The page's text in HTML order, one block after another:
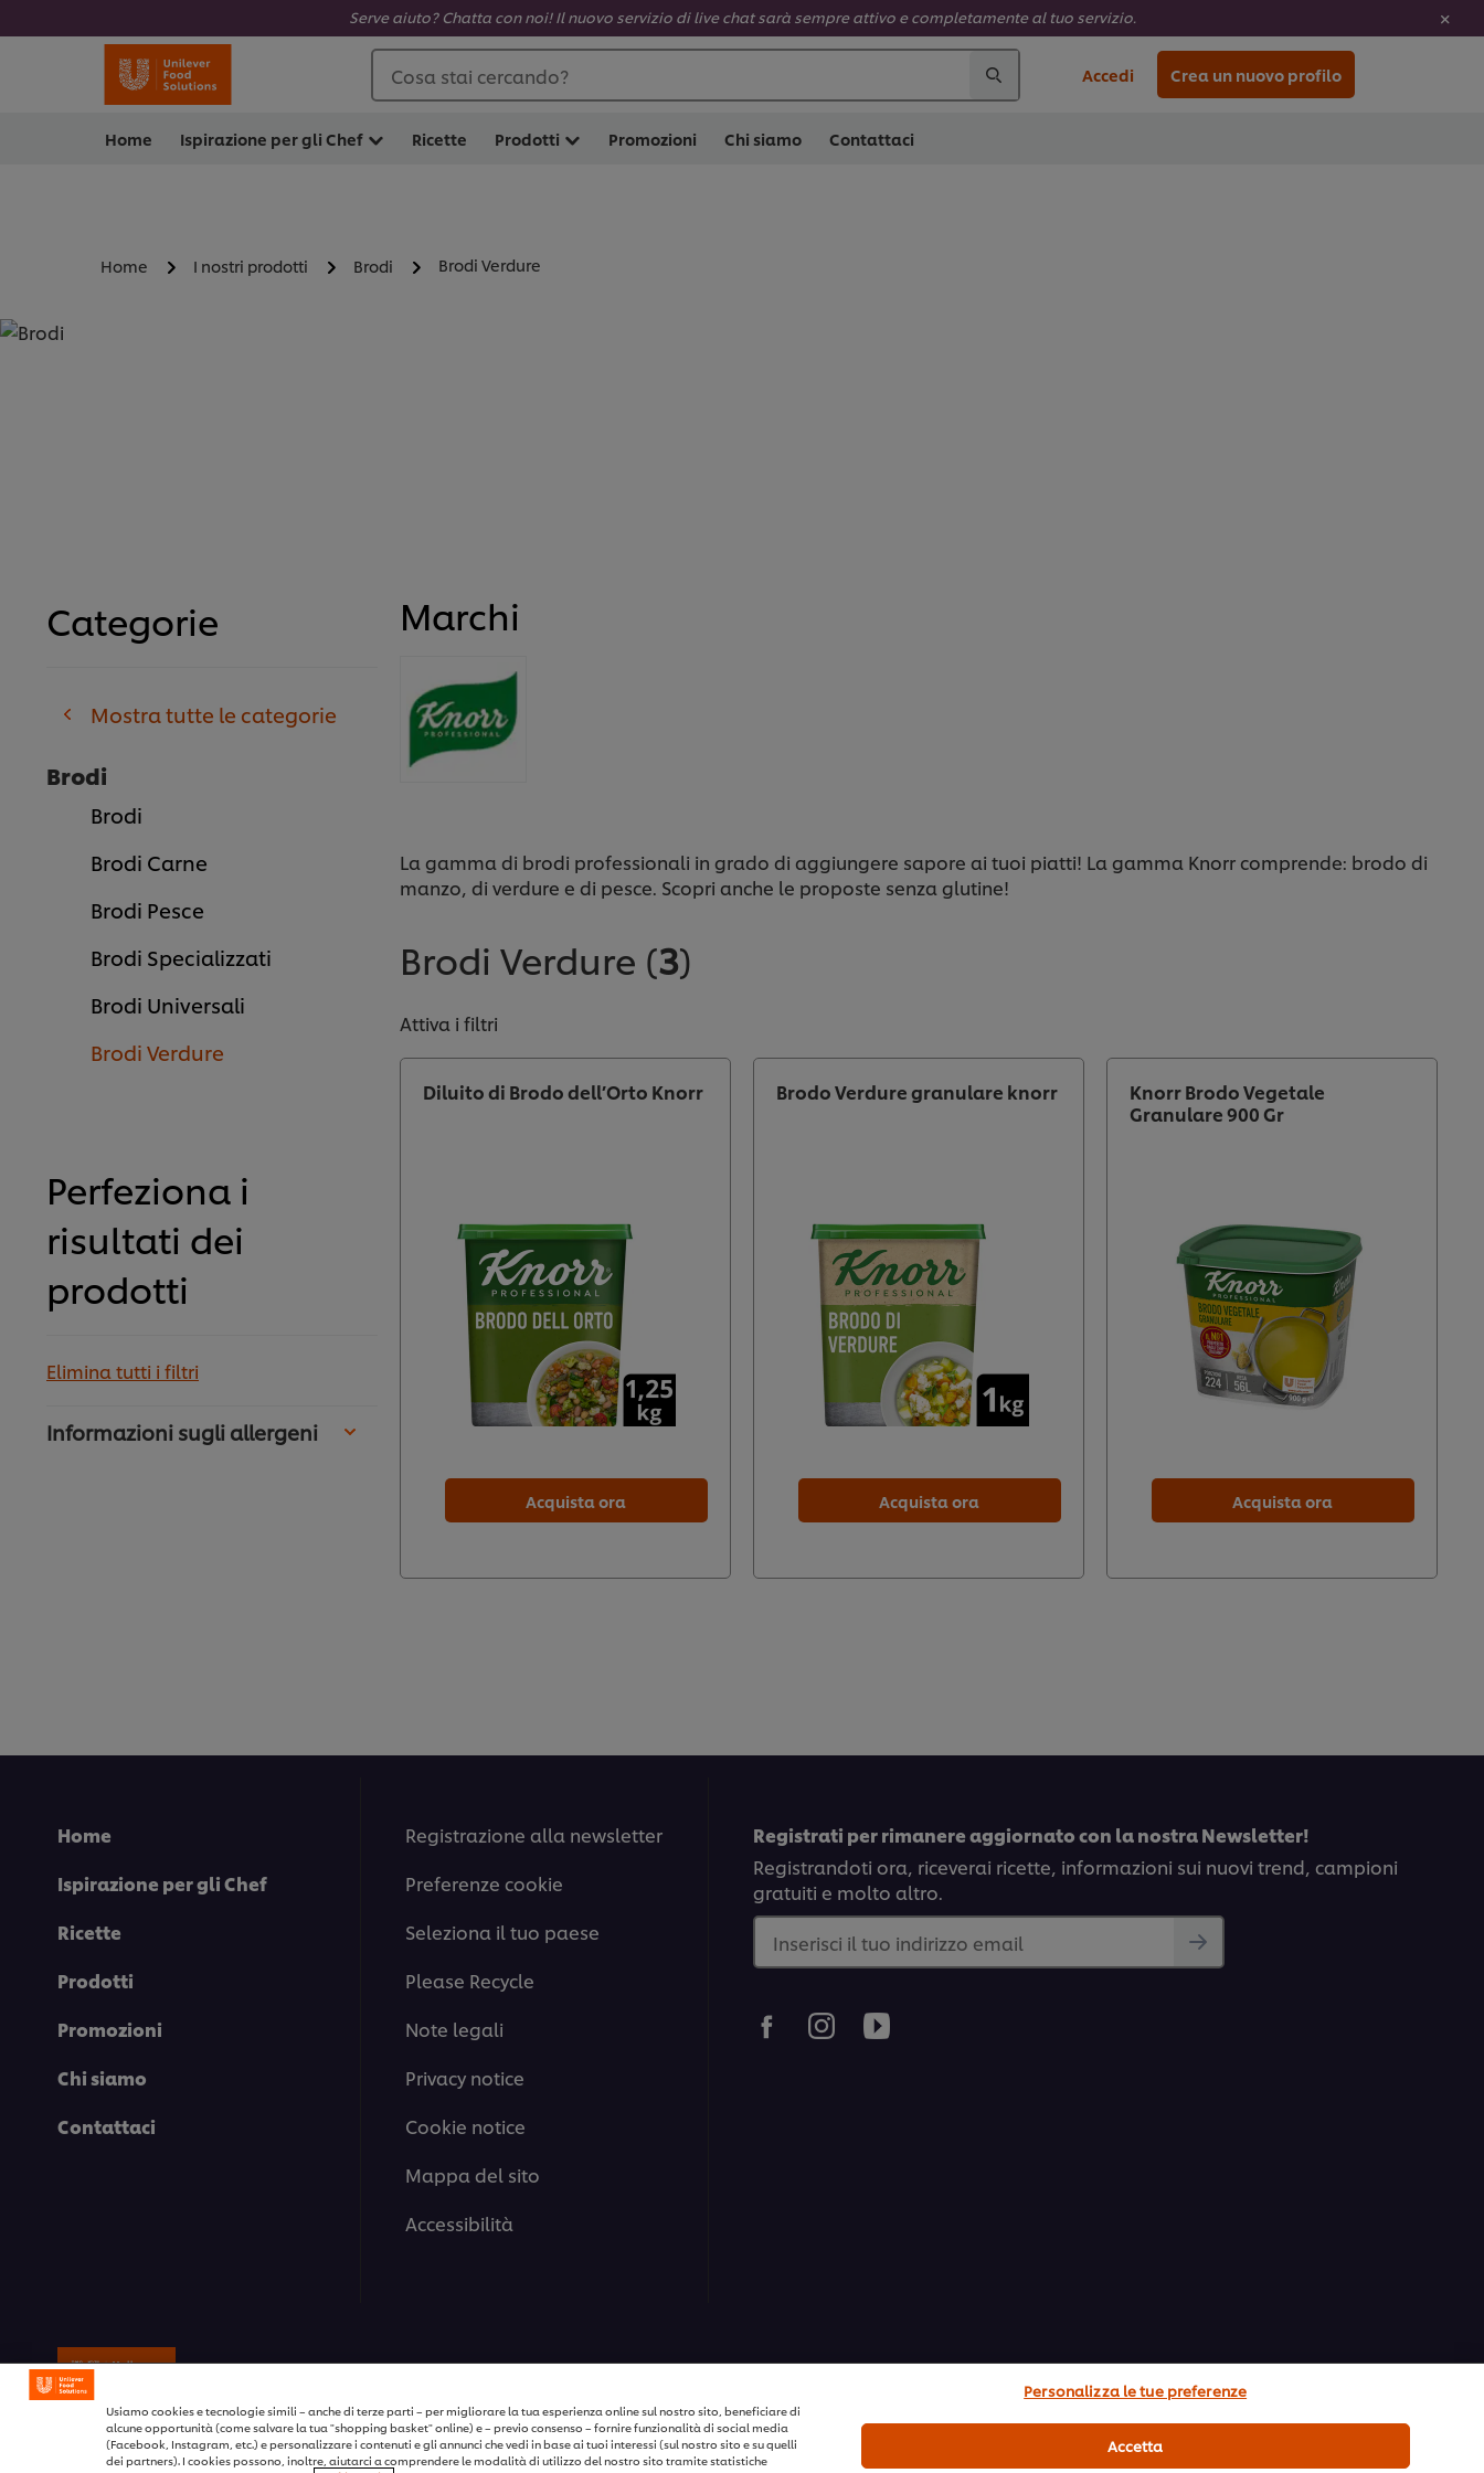
Serve aiuto? Chatta con noi! Il nuovo servizio di live chat sarà sempre attivo e completamente al tuo servizio.
Cosa stai cercando? Accedi Crea un nuovo profilo
Home Ispirazione per gli Chef Ricette Prodotti Promozioni Chi siamo Contattaci
Home I nostri prodotti Brodi Brodi Verdure
Categorie
Mostra tutte le categorie
Brodi
Brodi
Brodi Carne
Brodi Pesce
Brodi Specializzati
Brodi Universali
Brodi Verdure
Perfeziona i
risultati dei
prodotti
Elimina tutti i filtri
Informazioni sugli allergeni
Marchi
La gamma di brodi professionali in grado di aggiungere sapore ai tuoi piatti! La gamma Knorr comprende: brodo di
manzo, di verdure e di pesce. Scopri anche le proposte senza glutine!
Brodi Verdure (3)
Attiva i filtri
Diluito di Brodo dell’Orto Knorr
Acquista ora
Brodo Verdure granulare knorr
Acquista ora
Knorr Brodo Vegetale
Granulare 900 Gr
Acquista ora
Home
Ispirazione per gli Chef
Ricette
Prodotti
Promozioni
Chi siamo
Contattaci
Registrazione alla newsletter
Preferenze cookie
Seleziona il tuo paese
Please Recycle
Note legali
Privacy notice
Cookie notice
Mappa del sito
Accessibilità
Registrati per rimanere aggiornato con la nostra Newsletter!
Registrandoti ora, riceverai ricette, informazioni sui nuovi trend, campioni
gratuiti e molto altro.
Inserisci il tuo indirizzo email
Usiamo cookies e tecnologie simili – anche di terze parti – per migliorare la tua esperienza online sul nostro sito, beneficiare di
alcune opportunità (come salvare la tua "shopping basket" online) e – previo consenso – fornire funzionalità di social media
(Facebook, Instagram, etc.) e personalizzare i contenuti e gli annunci che vedi in base ai tuoi interessi (sul nostro sito e su quelli
dei partners). I cookies possono, inoltre, aiutarci a comprendere le modalità di utilizzo del nostro sito tramite statistiche
Personalizza le tue preferenze
Accetta